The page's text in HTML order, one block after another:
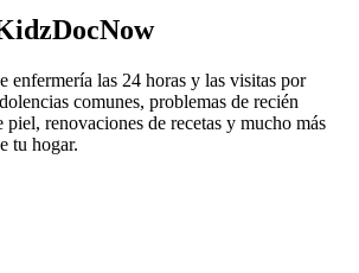
enfermería las 24 horas y las visitas por
comunes, problemas de recién
piel, renovaciones de recetas y mucho más
tu hogar.